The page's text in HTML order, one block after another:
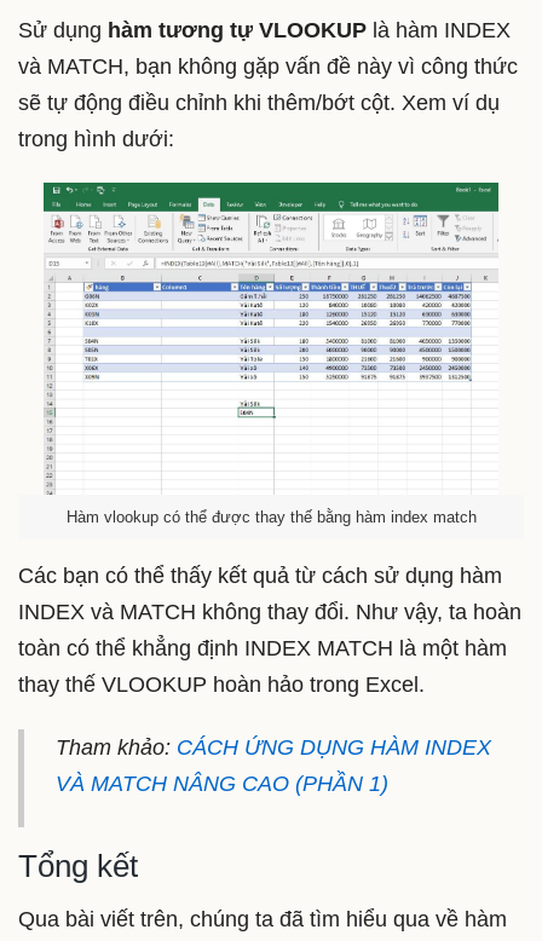
Sử dụng hàm tương tự VLOOKUP là hàm INDEX
và MATCH, bạn không gặp vấn đề này vì công thức
sẽ tự động điều chỉnh khi thêm/bớt cột. Xem ví dụ
trong hình dưới:
Hàm vlookup có thể được thay thế bằng hàm index match
Các bạn có thể thấy kết quả từ cách sử dụng hàm
INDEX và MATCH không thay đổi. Như vậy, ta hoàn
toàn có thể khẳng định INDEX MATCH là một hàm
thay thế VLOOKUP hoàn hảo trong Excel.
Tham khảo: CÁCH ỨNG DỤNG HÀM INDEX
VÀ MATCH NÂNG CAO (PHẦN 1)
Tổng kết
Qua bài viết trên, chúng ta đã tìm hiểu qua về hàm